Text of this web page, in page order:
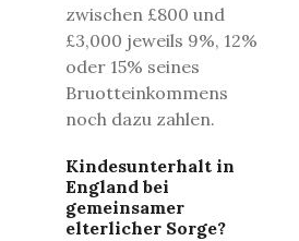
zwischen £800 und
£3,000 jeweils 9%, 12%
oder 15% seines
Bruotteinkommens
noch dazu zahlen.
Kindesunterhalt in
England bei
gemeinsamer
elterlicher Sorge?